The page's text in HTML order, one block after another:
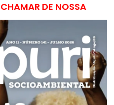
DE NOSSA